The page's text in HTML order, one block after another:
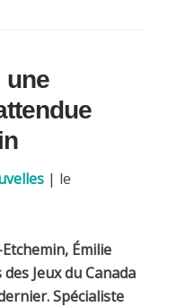
une
| le
Émilie
Jeux du Canada
Spécialiste